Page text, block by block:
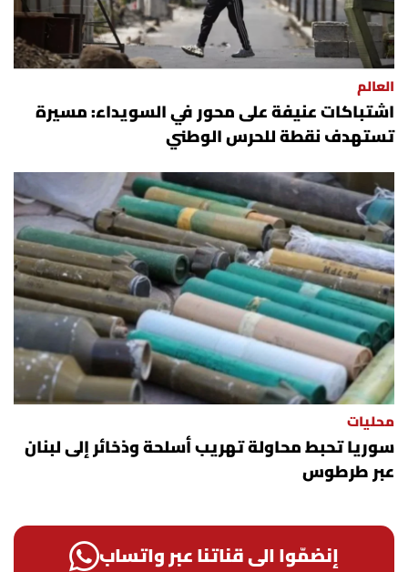
العالم
اشتباكات عنيفة على محور في السويداء: مسيرة
تستهدف نقطة للحرس الوطني
محليات
سوريا تحبط محاولة تهريب أسلحة وذخائر إلى لبنان
عبر طرطوس
إنضمّوا الى قناتنا عبر واتساب